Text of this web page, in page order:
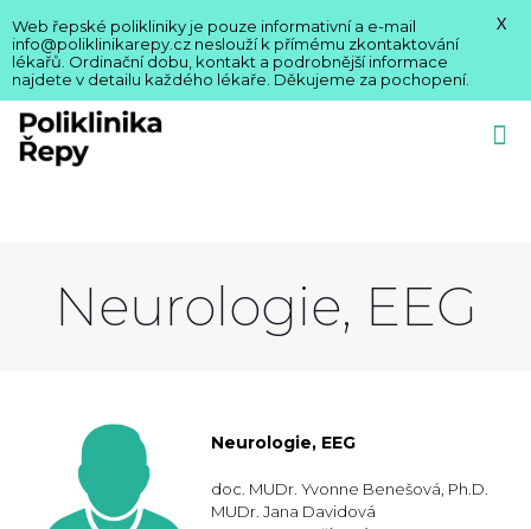
Neurologie, EEG
Neurologie, EEG
doc. MUDr. Yvonne Benešová, Ph.D.
MUDr. Jana Davidová
Web řepské polikliniky je pouze informativní a e-mail
info@poliklinikarepy.cz neslouží k přímému zkontaktování
lékařů. Ordinační dobu, kontakt a podrobnější informace
najdete v detailu každého lékaře. Děkujeme za pochopení.
X